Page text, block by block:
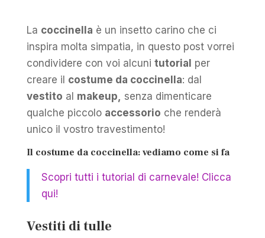
La coccinella è un insetto carino che ci
inspira molta simpatia, in questo post vorrei
condividere con voi alcuni tutorial per
creare il costume da coccinella: dal
vestito al makeup,
senza dimenticare
qualche piccolo accessorio che renderà
unico il vostro travestimento!
Il costume da coccinella: vediamo come si fa
Scopri tutti i tutorial di carnevale! Clicca
qui!
Vestiti di tulle